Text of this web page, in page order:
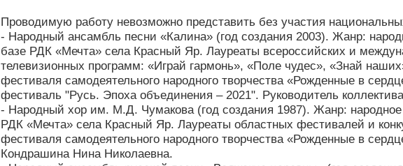
Проводимую работу невозможно представить без участия
- Народный ансамбль песни «Калина» (год создания 2003). Жанр:
базе РДК «Мечта» села Красный Яр. Лауреаты всероссийских и
телевизионных программ: «Играй гармонь», «Поле чудес», «Знай
фестиваля самодеятельного народного творчества «Рожденные в
фестиваль "Русь. Эпоха объединения – 2021". Руководитель
- Народный хор им. М.Д. Чумакова (год создания 1987). Жанр: народное
РДК «Мечта» села Красный Яр. Лауреаты областных фестивалей и
фестиваля самодеятельного народного творчества «Рожденные в
Кондрашина Нина Николаевна.